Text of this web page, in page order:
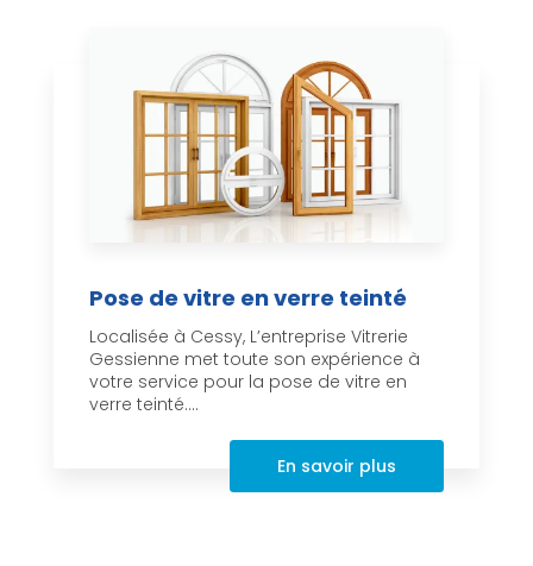
Pose de vitre en verre teinté
Localisée à Cessy, L’entreprise Vitrerie
Gessienne met toute son expérience à
votre service pour la pose de vitre en
verre teinté....
En savoir plus